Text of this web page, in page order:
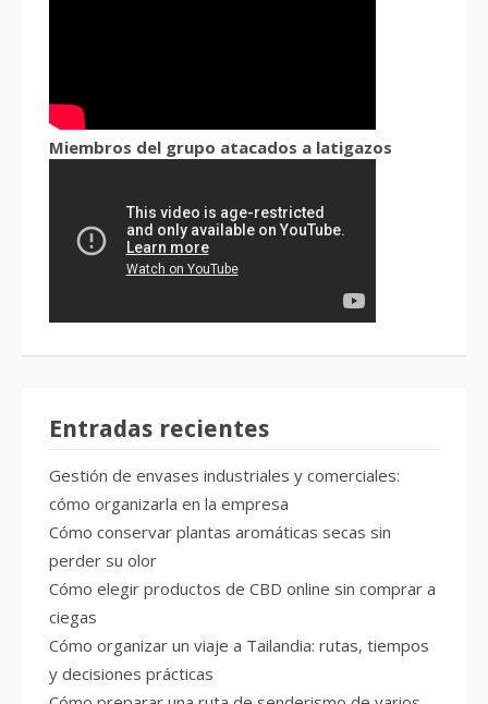
Miembros del grupo atacados a latigazos
Entradas recientes
Gestión de envases industriales y comerciales:
cómo organizarla en la empresa
Cómo conservar plantas aromáticas secas sin
perder su olor
Cómo elegir productos de CBD online sin comprar a
ciegas
Cómo organizar un viaje a Tailandia: rutas, tiempos
y decisiones prácticas